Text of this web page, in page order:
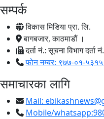
सम्पर्क
विकास मिडिया प्रा. लि.
बागबजार, काठमाडौं ।
दर्ता नं.: सूचना विभाग
फोन नम्बर: ९७७-०१-
समाचारका लागि
Mail:
Mobile/